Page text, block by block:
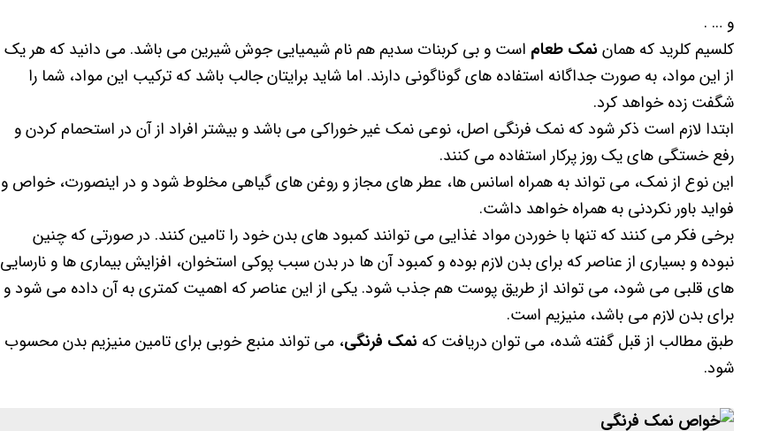
و … .
کلسیم کلرید که همان نمک طعام است و بی کربنات سدیم هم نام شیمیایی جوش شیرین می باشد. می دانید که هر یک
از این مواد، به صورت جداگانه استفاده های گوناگونی دارند. اما شاید برایتان جالب باشد که ترکیب این مواد، شما را
شگفت زده خواهد کرد.
ابتدا لازم است ذکر شود که نمک فرنگی اصل، نوعی نمک غیر خوراکی می باشد و بیشتر افراد از آن در استحمام کردن و
رفع خستگی های یک روز پرکار استفاده می کنند.
این نوع از نمک، می تواند به همراه اسانس ها، عطر های مجاز و روغن های گیاهی مخلوط شود و در اینصورت، خواص و
فواید باور نکردنی به همراه خواهد داشت.
برخی فکر می کنند که تنها با خوردن مواد غذایی می توانند کمبود های بدن خود را تامین کنند. در صورتی که چنین
نبوده و بسیاری از عناصر که برای بدن لازم بوده و کمبود آن ها در بدن سبب پوکی استخوان، افزایش بیماری ها و نارسایی
های قلبی می شود، می تواند از طریق پوست هم جذب شود. یکی از این عناصر که اهمیت کمتری به آن داده می شود و
برای بدن لازم می باشد، منیزیم است.
طبق مطالب از قبل گفته شده، می توان دریافت که نمک فرنگی، می تواند منبع خوبی برای تامین منیزیم بدن محسوب
شود.